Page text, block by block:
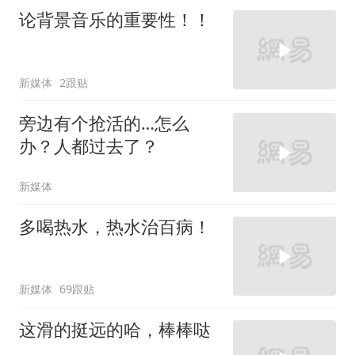
论背景音乐的重要性！！
新媒体 2跟贴
旁边有个抢活的…怎么
办？人都过去了？
新媒体
多喝热水，热水治百病！
新媒体 69跟贴
这滑的挺远的哈，棒棒哒